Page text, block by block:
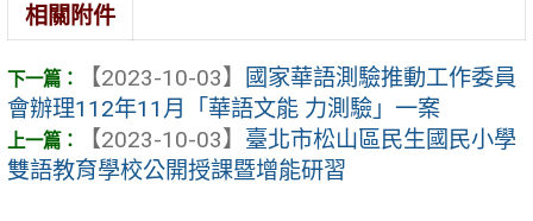
相關附件
【2023-10-03】
國家華語測驗推動工作委員
會辦理112年11月「華語文能 力測驗」一案
【2023-10-03】 臺北市松山區民生國民小學
雙語教育學校公開授課暨增能研習